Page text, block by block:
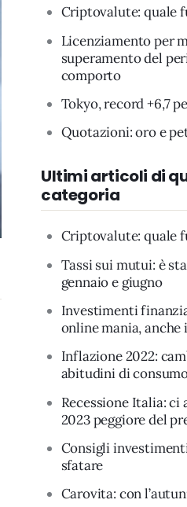
Criptovalute: quale
Licenziamento per
superamento del
comporto
Tokyo, record +6,7
Quotazioni: oro e
Ultimi articoli di
categoria
Criptovalute: quale
Tassi sui mutui: è
gennaio e giugno
Investimenti
online mania, anche
Inflazione 2022:
abitudini di
Recessione Italia: ci
2023 peggiore del
Consigli
sfatare
Carovita: con